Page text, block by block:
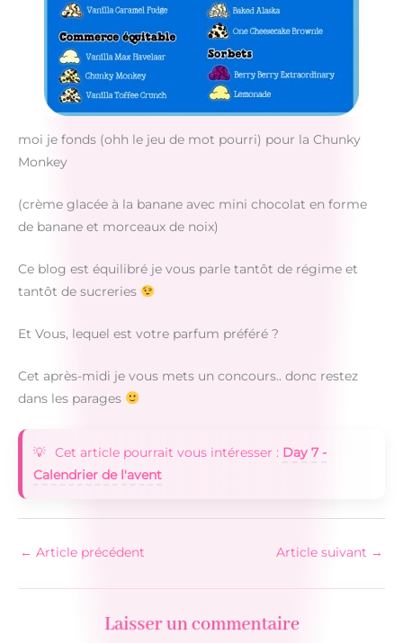
moi je fonds (ohh le jeu de mot pourri) pour la Chunky
Monkey
(crème glacée à la banane avec mini chocolat en forme
de banane et morceaux de noix)
Ce blog est équilibré je vous parle tantôt de régime et
tantôt de sucreries
Et Vous, lequel est votre parfum préféré ?
Cet après-midi je vous mets un concours.. donc restez
dans les parages
Cet article pourrait vous intéresser : Day 7 -
Calendrier de l'avent
← Article précédent Article suivant →
Laisser un commentaire